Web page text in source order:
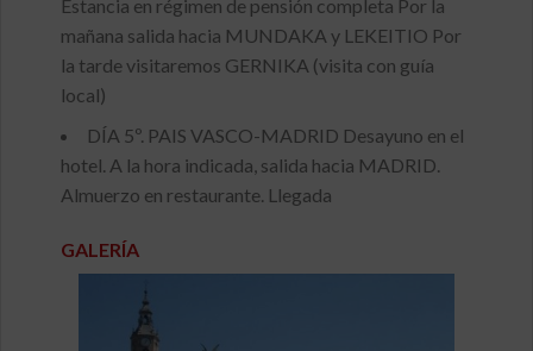
Estancia en régimen de pensión completa Por la
mañana salida hacia MUNDAKA y LEKEITIO Por
la tarde visitaremos GERNIKA (visita con guía
local)
DÍA 5º. PAIS VASCO-MADRID Desayuno en el
hotel. A la hora indicada, salida hacia MADRID.
Almuerzo en restaurante. Llegada
GALERÍA